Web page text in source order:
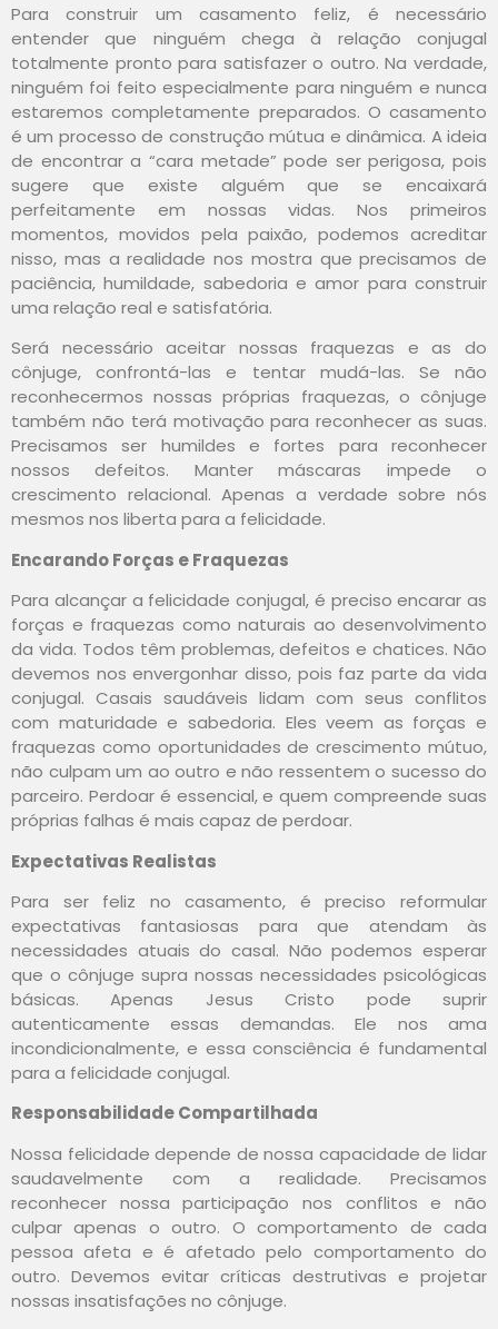
Para construir um casamento feliz, é necessário
entender que ninguém chega à relação conjugal
totalmente pronto para satisfazer o outro. Na verdade,
ninguém foi feito especialmente para ninguém e nunca
estaremos completamente preparados. O casamento
é um processo de construção mútua e dinâmica. A ideia
de encontrar a “cara metade” pode ser perigosa, pois
sugere que existe alguém que se encaixará
perfeitamente em nossas vidas. Nos primeiros
momentos, movidos pela paixão, podemos acreditar
nisso, mas a realidade nos mostra que precisamos de
paciência, humildade, sabedoria e amor para construir
uma relação real e satisfatória.
Será necessário aceitar nossas fraquezas e as do
cônjuge, confrontá-las e tentar mudá-las. Se não
reconhecermos nossas próprias fraquezas, o cônjuge
também não terá motivação para reconhecer as suas.
Precisamos ser humildes e fortes para reconhecer
nossos defeitos. Manter máscaras impede o
crescimento relacional. Apenas a verdade sobre nós
mesmos nos liberta para a felicidade.
Encarando Forças e Fraquezas
Para alcançar a felicidade conjugal, é preciso encarar as
forças e fraquezas como naturais ao desenvolvimento
da vida. Todos têm problemas, defeitos e chatices. Não
devemos nos envergonhar disso, pois faz parte da vida
conjugal. Casais saudáveis lidam com seus conflitos
com maturidade e sabedoria. Eles veem as forças e
fraquezas como oportunidades de crescimento mútuo,
não culpam um ao outro e não ressentem o sucesso do
parceiro. Perdoar é essencial, e quem compreende suas
próprias falhas é mais capaz de perdoar.
Expectativas Realistas
Para ser feliz no casamento, é preciso reformular
expectativas fantasiosas para que atendam às
necessidades atuais do casal. Não podemos esperar
que o cônjuge supra nossas necessidades psicológicas
básicas. Apenas Jesus Cristo pode suprir
autenticamente essas demandas. Ele nos ama
incondicionalmente, e essa consciência é fundamental
para a felicidade conjugal.
Responsabilidade Compartilhada
Nossa felicidade depende de nossa capacidade de lidar
saudavelmente com a realidade. Precisamos
reconhecer nossa participação nos conflitos e não
culpar apenas o outro. O comportamento de cada
pessoa afeta e é afetado pelo comportamento do
outro. Devemos evitar críticas destrutivas e projetar
nossas insatisfações no cônjuge.